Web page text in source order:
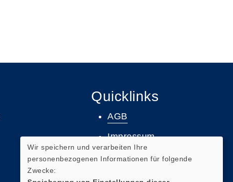
Quicklinks
AGB
Impressum
Datenschutz
Widerruf
Wir speichern und verarbeiten Ihre
personenbezogenen Informationen für folgende
Zwecke: